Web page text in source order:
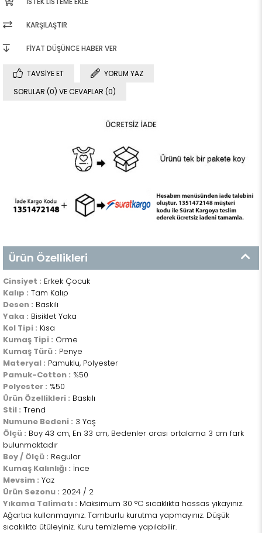
KARŞILAŞTIR
FIYAT DÜŞÜNCE HABER VER
TAVSIYE ET
YORUM YAZ
SORULAR (0) VE CEVAPLAR (0)
Ürün Özellikleri
Cinsiyet : Erkek Çocuk
Kalıp : Tam Kalıp
Desen : Baskılı
Yaka : Bisiklet Yaka
Kol Tipi : Kısa
Kumaş Tipi : Örme
Kumaş Türü : Penye
Materyal : Pamuklu, Polyester
Pamuk-Cotton : %50
Polyester : %50
Ürün Özellikleri : Baskılı
Stil : Trend
Numune Bedeni : 3 Yaş
Ölçü : Boy 43 cm, En 33 cm, Bedenler arası ortalama 3 cm fark
bulunmaktadır
Boy / Ölçü : Regular
Kumaş Kalınlığı : İnce
Mevsim : Yaz
Ürün Sezonu : 2024 / 2
Yıkama Talimatı : Maksimum 30 °C sıcaklıkta hassas yıkayınız.
Ağartıcı kullanmayınız. Tamburlu kurutma yapmayınız. Düşük
sıcaklıkta ütüleyiniz. Kuru temizleme yapılabilir.